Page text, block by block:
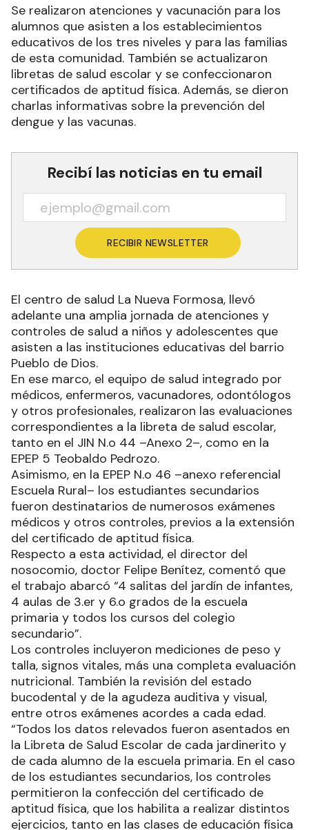
Se realizaron atenciones y vacunación para los
alumnos que asisten a los establecimientos
educativos de los tres niveles y para las familias
de esta comunidad. También se actualizaron
libretas de salud escolar y se confeccionaron
certificados de aptitud física. Además, se dieron
charlas informativas sobre la prevención del
dengue y las vacunas.
Recibí las noticias en tu email
RECIBIR NEWSLETTER
El centro de salud La Nueva Formosa, llevó
adelante una amplia jornada de atenciones y
controles de salud a niños y adolescentes que
asisten a las instituciones educativas del barrio
Pueblo de Dios.
En ese marco, el equipo de salud integrado por
médicos, enfermeros, vacunadores, odontólogos
y otros profesionales, realizaron las evaluaciones
correspondientes a la libreta de salud escolar,
tanto en el JIN N.o 44 –Anexo 2–, como en la
EPEP 5 Teobaldo Pedrozo.
Asimismo, en la EPEP N.o 46 –anexo referencial
Escuela Rural– los estudiantes secundarios
fueron destinatarios de numerosos exámenes
médicos y otros controles, previos a la extensión
del certificado de aptitud física.
Respecto a esta actividad, el director del
nosocomio, doctor Felipe Benítez, comentó que
el trabajo abarcó “4 salitas del jardín de infantes,
4 aulas de 3.er y 6.o grados de la escuela
primaria y todos los cursos del colegio
secundario”.
Los controles incluyeron mediciones de peso y
talla, signos vitales, más una completa evaluación
nutricional. También la revisión del estado
bucodental y de la agudeza auditiva y visual,
entre otros exámenes acordes a cada edad.
“Todos los datos relevados fueron asentados en
la Libreta de Salud Escolar de cada jardinerito y
de cada alumno de la escuela primaria. En el caso
de los estudiantes secundarios, los controles
permitieron la confección del certificado de
aptitud física, que los habilita a realizar distintos
ejercicios, tanto en las clases de educación física